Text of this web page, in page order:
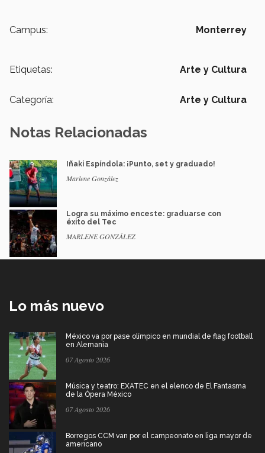
Campus: Monterrey
Etiquetas: Arte y Cultura
Categoría: Arte y Cultura
Notas Relacionadas
Iñaki Espíndola: ¡Punto, set y graduado!
Marlene González
Logra su máximo enceste: graduarse con
éxito del Tec
MARLENE GONZÁLEZ
Lo más nuevo
México va por pase olímpico en mundial de flag football
en Alemania
07 Agosto 2026
Música y teatro: EXATEC en el elenco de El Fantasma
de la Ópera México
07 Agosto 2026
Borregos CCM van por el campeonato en liga mayor de
americano